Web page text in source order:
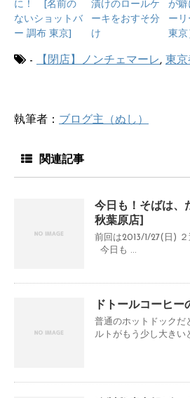
に！ [名前の
ないショットバ
ー 調布 東京]
漬けのロールケ
ーキをおすそ分
け
が癖
ー
東京
- 【閉店】ノンチェマーレ, 東京
執筆者： ブログ主（ぬし）
関連記事
今日も！そばは、
秋葉原店]
前回は2013/1/27(日)
今日も ...
ドトールコーヒー
普通のホットドックだ
ルトがもう少し大きい